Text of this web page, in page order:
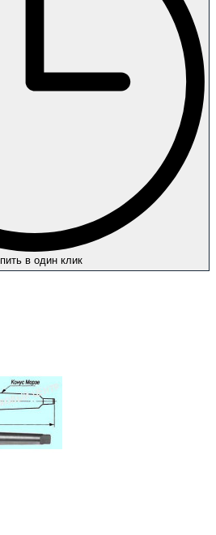
в один клик